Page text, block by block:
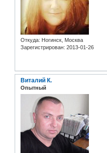
Откуда: Ногинск, Москва
Зарегистрирован: 2013-01-26
Виталий К.
Опытный